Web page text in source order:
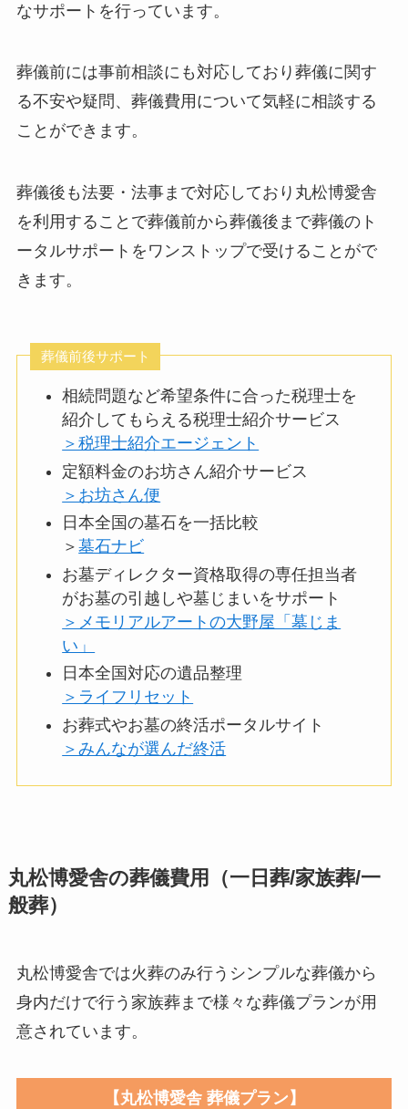
なサポートを行っています。
葬儀前には事前相談にも対応しており葬儀に関す
る不安や疑問、葬儀費用について気軽に相談する
ことができます。
葬儀後も法要・法事まで対応しており丸松博愛舎
を利用することで葬儀前から葬儀後まで葬儀のト
ータルサポートをワンストップで受けることがで
きます。
葬儀前後サポート
相続問題など希望条件に合った税理士を
紹介してもらえる税理士紹介サービス
＞税理士紹介エージェント
定額料金のお坊さん紹介サービス
＞お坊さん便
日本全国の墓石を一括比較
＞墓石ナビ
お墓ディレクター資格取得の専任担当者
がお墓の引越しや墓じまいをサポート
＞メモリアルアートの大野屋「墓じま
い」
日本全国対応の遺品整理
＞ライフリセット
お葬式やお墓の終活ポータルサイト
＞みんなが選んだ終活
丸松博愛舎の葬儀費用（一日葬/家族葬/一
般葬）
丸松博愛舎では火葬のみ行うシンプルな葬儀から
身内だけで行う家族葬まで様々な葬儀プランが用
意されています。
【丸松博愛舎 葬儀プラン】